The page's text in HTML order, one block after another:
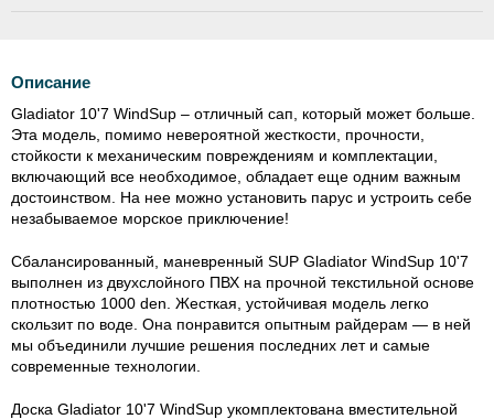
Описание
Gladiator 10'7 WindSup – отличный сап, который может больше.
Эта модель, помимо невероятной жесткости, прочности,
стойкости к механическим повреждениям и комплектации,
включающий все необходимое, обладает еще одним важным
достоинством. На нее можно установить парус и устроить себе
незабываемое морское приключение!
Сбалансированный, маневренный SUP Gladiator WindSup 10'7
выполнен из двухслойного ПВХ на прочной текстильной основе
плотностью 1000 den. Жесткая, устойчивая модель легко
скользит по воде. Она понравится опытным райдерам — в ней
мы объединили лучшие решения последних лет и самые
современные технологии.
Доска Gladiator 10'7 WindSup укомплектована вместительной